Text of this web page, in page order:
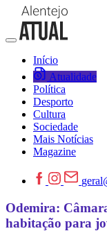
Início
Atualidade
Política
Desporto
Cultura
Sociedade
Mais Notícias
Magazine
Odemira:
habitação para